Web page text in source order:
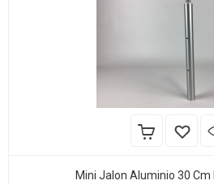
Mini Jalon Aluminio 30 Cm